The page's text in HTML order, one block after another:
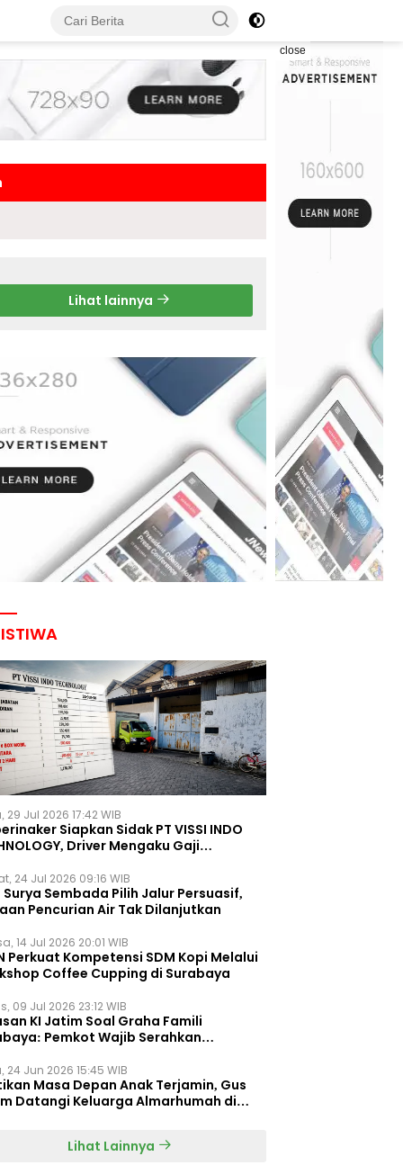
close
Lihat lainnya
29 Jul 2026 17:42 WIB
Siapkan Sidak PT VISSI INDO
Driver Mengaku Gaji
24 Jul 2026 09:16 WIB
Surya Sembada Pilih Jalur Persuasif,
Pencurian Air Tak Dilanjutkan
14 Jul 2026 20:01 WIB
Perkuat Kompetensi SDM Kopi Melalui
Coffee Cupping di Surabaya
09 Jul 2026 23:12 WIB
KI Jatim Soal Graha Famili
Pemkot Wajib Serahkan
24 Jun 2026 15:45 WIB
Masa Depan Anak Terjamin, Gus
Datangi Keluarga Almarhumah di
Lihat Lainnya